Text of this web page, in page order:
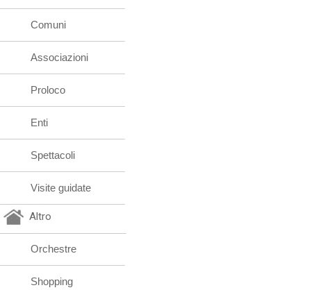
Comuni
Associazioni
Proloco
Enti
Spettacoli
Visite guidate
Altro
Orchestre
Shopping